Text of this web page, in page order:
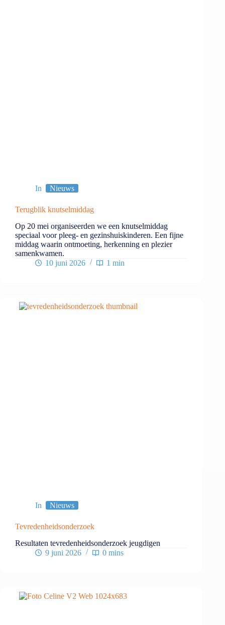
In Nieuws
Terugblik knutselmiddag
Op 20 mei organiseerden we een knutselmiddag
speciaal voor pleeg- en gezinshuiskinderen. Een fijne
middag waarin ontmoeting, herkenning en plezier
samenkwamen.
10 juni 2026
1 min
In Nieuws
Tevredenheidsonderzoek
Resultaten tevredenheidsonderzoek jeugdigen
9 juni 2026
0 mins